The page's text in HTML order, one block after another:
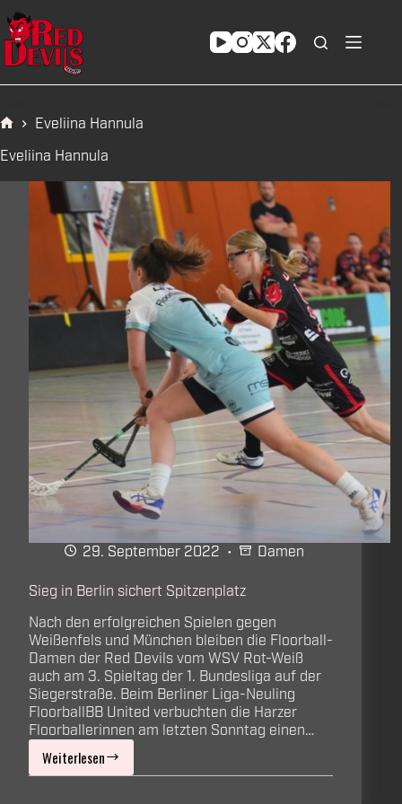
Zum
Inhalt
springen
Eveliina Hannula
Eveliina Hannula
29. September 2022 Damen
Sieg in Berlin sichert Spitzenplatz
Nach den erfolgreichen Spielen gegen
Weißenfels und München bleiben die Floorball-
Damen der Red Devils vom WSV Rot-Weiß
auch am 3. Spieltag der 1. Bundesliga auf der
Siegerstraße. Beim Berliner Liga-Neuling
FloorballBB United verbuchten die Harzer
Floorballerinnen am letzten Sonntag einen…
Weiterlesen
Sieg